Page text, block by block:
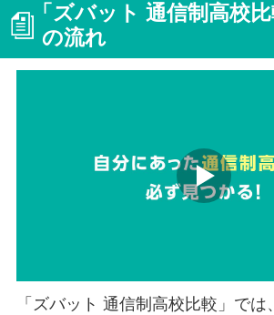
「ズバット 通信制高校
の流れ
「ズバット 通信制高校比較」で